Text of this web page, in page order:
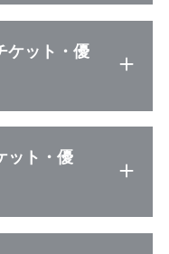
ケット・優
ット・優